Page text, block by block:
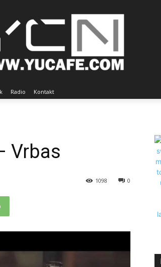
Radio Kontakt
Vrbas
0
1098